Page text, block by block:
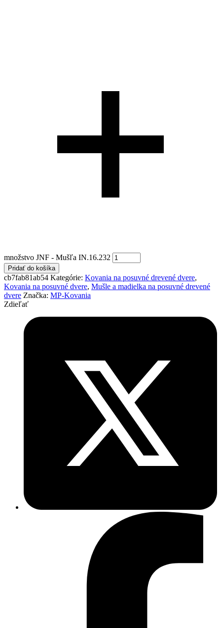
množstvo JNF - Mušľa IN.16.232
Pridať do košíka
cb7fab81ab54 Kategórie: Kovania na posuvné drevené dvere,
Kovania na posuvné dvere, Mušle a madielka na posuvné drevené
dvere Značka: MP-Kovania
Zdieľať